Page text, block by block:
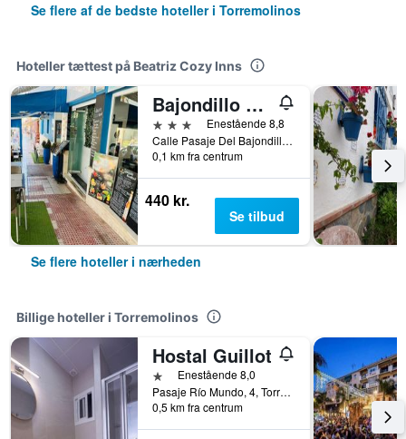
Se flere af de bedste hoteller i Torremolinos
Hoteller tættest på Beatriz Cozy Inns
Bajondillo Beach Cozy Inns Adults Only
3 stjernerEnestående 8,8
Calle Pasaje Del Bajondillo 13 Playa Bajondillo, Torremolinos, Andalusien, Spanien
0,1 km fra centrum
440 kr.
Se tilbud
Se flere hoteller i nærheden
Billige hoteller i Torremolinos
Hostal Guillot
1 stjerneEnestående 8,0
Pasaje Río Mundo, 4, Torremolinos, Andalusien, Spanien
0,5 km fra centrum